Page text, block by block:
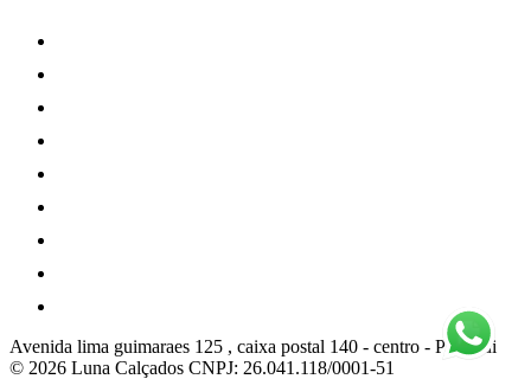
Avenida lima guimaraes 125 , caixa postal 140 - centro - Pitangui
© 2026 Luna Calçados CNPJ: 26.041.118/0001-51